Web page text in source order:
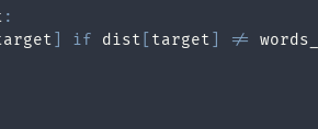
:
if dist target !=